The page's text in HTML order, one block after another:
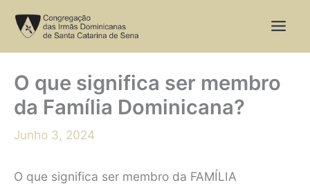
O que significa ser membro
da Família Dominicana?
Junho 3, 2024
O que significa ser membro da FAMÍLIA